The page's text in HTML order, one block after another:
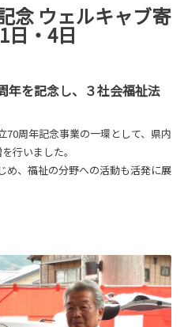
念 ウェルキャブ寄
・4日
を記念し、３社会福祉法
周年記念事業の一環として、県内
行いました。
め、福祉の分野への活動も活発に展